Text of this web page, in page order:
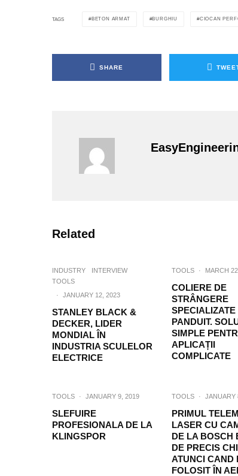
TAGS BETON ARMAT BURGHIU CIOCAN
SHARE
Related
INDUSTRY
INTERVIEW
TOOLS
·
JANUARY 12, 2023
STANLEY BLACK &
DECKER, LIDER
MONDIAL ÎN
INDUSTRIA SCULELOR
ELECTRICE
TOOLS · MARCH
COLIERE DE
STRÂNGERE
PANDUIT.
SIMPLE
APLICAȚII
COMPLICATE
TOOLS · JANUARY 9, 2019
SLEFUIRE
PROFESIONALA DE LA
KLINGSPOR
TOOLS · JANUARY
PRIMUL
LASER CU
DE LA BOSCH
DE PRECIS
ATUNCI CAND
FOLOSIT ÎN